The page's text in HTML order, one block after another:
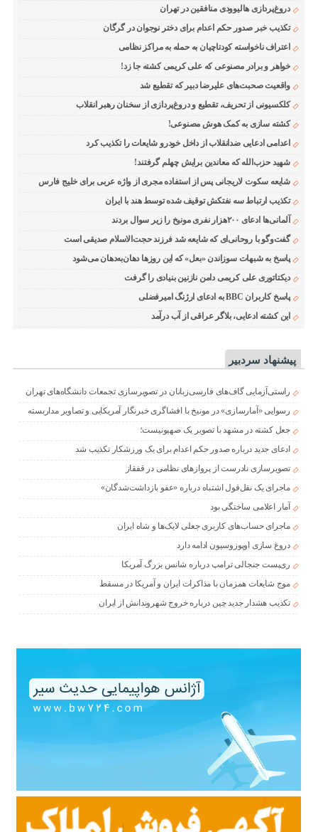
دروغ‌پردازی هالیوودی منافقین در تهران
تکذیب خبر صدور حکم اعدام برای دختر نوجوان در گرگان
اعتراف ناخواسته کودتاچیان به حمله به مراکز نظامی
خواهر و برادر مصنوعی که علی کریمی کشته جا زد!
واقعیت صحبت‌های علیرضا دبیر که تقطیع شد
کلکسیونی از تحریف، تقطیع و دروغ‌پردازی از سخنان رهبر انقلاب
کشته سازی به کمک هوش مصنوعی!
اعدامی ادعایی ضدانقلاب از داخل خودرو شایعات را تکذیب کرد
شهید حزب‌الله که معاندین برایش چهلم گرفتند!
شایعه سکوت لاریجانی پس از استفاده مجری از واژه عربی برای خلیج فارس
تکذیب ارتباط سه نفتکش توقیف شده توسط هند با ایران
آلمانی‌ها ادعای ۲۰۰هزار نفری مونیخ را زیر سوال بردند
گفت‌وگو با روحانی‌ای که شایعه شد فرزند حجت‌الاسلام صدیقی است
پاسخ به شبهات سوزاندن «بعل» که این روزها دهان‌به‌دهان می‌شود
دیکتاتوری علی کریمی دامن نازنین بنیادی را گرفت
پاسخ کاربران BBC به ادعای ارژنگ امیرفضلی
این کشته ادعایی، بلاگر عراقی از آب درآمد
پیشنهاد سردبیر
راستی‌آزمایی گاف‌های فارسی‌زبانان در تصویرسازی تجمعات دانشگاه‌های تهران
رسوایی «آمارسازی» در مونیخ با افشاگری خبرنگار آمریکایی و تصاویر مداربسته
جعل کشته در مشهد با تصویر یک صهیونیست؛
ادعای جدید درباره صدور حکم اعدام برای یک ورزشکار تکذیب شد
تصویرسازی نادرست از پروازهای نظامی در قفقاز
ماجرای یک نقل‌قول اشتباه درباره «عفو بازداشت‌شدگان»
آمار اعلامی ساختگی بود
ماجرای حساب‌های کاربری جعلی لایک‌ها و شاه ایران
دروغ سازی اوپوزوسیون ادامه دارد
ری‌پست جنجالی ترامپ درباره شانس بزرگ آمریکا
موج شایعات همزمان با مذاکرات ایران و آمریکا در مسقط
تکذیب هشدار جدید چین درباره خروج شهروندانش از ایران